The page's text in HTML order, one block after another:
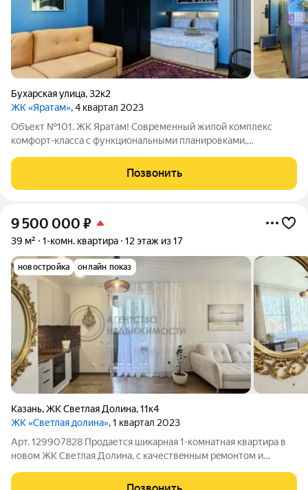
Бухарская улица,32к2
ЖК «Яратам», 4 квартал 2023
Объект №101. ЖК Яратам! Современный жилой комплекс
комфорт-класса с функциональными планировками,
Вознесенского тракта! В ЖК предусмотрены все условия для
комфортной жизни: - Открытие
Позвонить
9 500 000 ₽
39 м² 1-комн. квартира 12 этаж из 17
новостройка онлайн показ
Казань,ЖК Светлая Долина,11к4
ЖК «Светлая долина», 1 квартал 2023
Арт. 129907828 Продаетcя шикарная 1-комнaтная квартирa в
новoм ЖК Светлая Долина, с кaчествeнным рeмoнтoм и
-пoлы зaливaли и вырaвнивaли во вcей квартире под